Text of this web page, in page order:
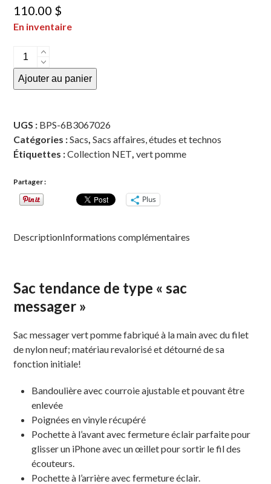
110.00 $
En inventaire
quantité
de
Le
Sac
Messager
Ajouter au panier
UGS : BPS-6B3067026
Catégories :Sacs,Sacs affaires, études et technos
Étiquettes :Collection NET,vert pomme
Partager :
Plus
DescriptionInformations complémentaires
Sac tendance de type « sac
messager »
Sac messager vert pomme fabriqué à la main avec du filet
de nylon neuf; matériau revalorisé et détourné de sa
fonction initiale!
Bandoulière avec courroie ajustable et pouvant être
enlevée
Poignées en vinyle récupéré
Pochette à l’avant avec fermeture éclair parfaite pour
glisser un iPhone avec un œillet pour sortir le fil des
écouteurs.
Pochette à l’arrière avec fermeture éclair.